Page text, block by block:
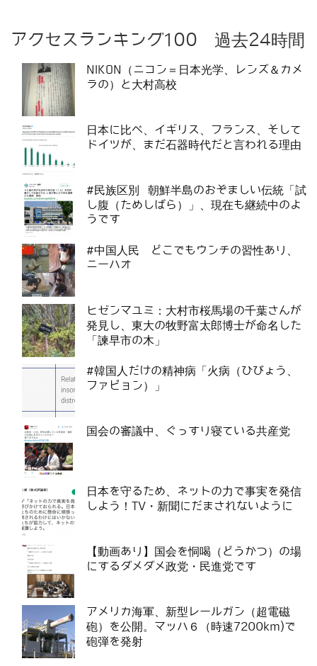
アクセスランキング100 過去24時間
NIKON（ニコン＝日本光学、レンズ＆カメ
ラの）と大村高校
日本に比べ、イギリス、フランス、そして
ドイツが、まだ石器時代だと言われる理由
#民族区別 朝鮮半島のおぞましい伝統「試
し腹（ためしばら）」、現在も継続中のよ
うです
#中国人民 どこでもウンチの習性あり、
ニーハオ
ヒゼンマユミ：大村市桜馬場の千葉さんが
発見し、東大の牧野富太郎博士が命名した
「諫早市の木」
#韓国人だけの精神病「火病（ひびょう、
ファビョン）」
国会の審議中、ぐっすり寝ている共産党
日本を守るため、ネットの力で事実を発信
しよう！TV・新聞にだまされないように
【動画あり】国会を恫喝（どうかつ）の場
にするダメダメ政党・民進党です
アメリカ海軍、新型レールガン（超電磁
砲）を公開。マッハ６（時速7200km)で
砲弾を発射